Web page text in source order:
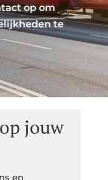
op om
te
jouw
en